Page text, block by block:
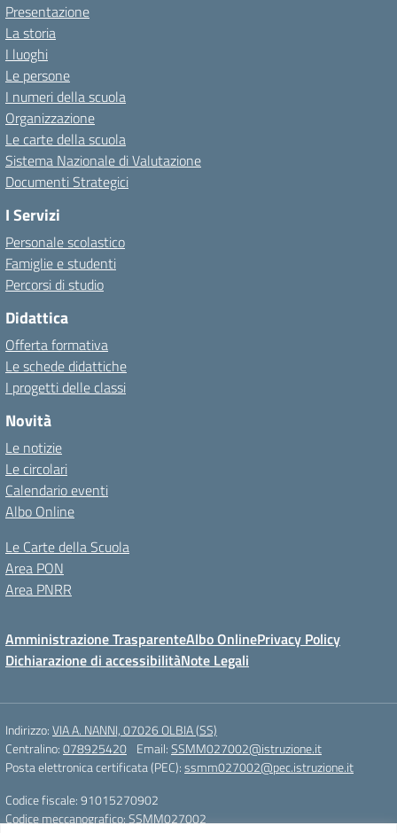
Presentazione
La storia
I luoghi
Le persone
I numeri della scuola
Organizzazione
Le carte della scuola
Sistema Nazionale di Valutazione
Documenti Strategici
I Servizi
Personale scolastico
Famiglie e studenti
Percorsi di studio
Didattica
Offerta formativa
Le schede didattiche
I progetti delle classi
Novità
Le notizie
Le circolari
Calendario eventi
Albo Online
Le Carte della Scuola
Area PON
Area PNRR
Amministrazione TrasparenteAlbo OnlinePrivacy Policy
Dichiarazione di accessibilitàNote Legali
Indirizzo:VIA A. NANNI, 07026 OLBIA (SS)
Centralino:078925420 Email:SSMM027002@istruzione.it
Posta elettronica certificata (PEC):ssmm027002@pec.istruzione.it
Codice fiscale: 91015270902
Codice meccanografico:SSMM027002